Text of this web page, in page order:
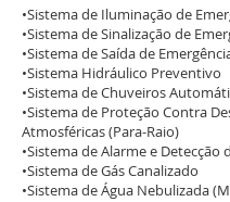
•Sistema de Iluminação de
•Sistema de Sinalização de
•Sistema de Saída de
•Sistema Hidráulico Preventivo
•Sistema de Chuveiros
•Sistema de Proteção Contra
Atmosféricas (Para-Raio)
•Sistema de Alarme e Detecção
•Sistema de Gás Canalizado
•Sistema de Água Nebulizada